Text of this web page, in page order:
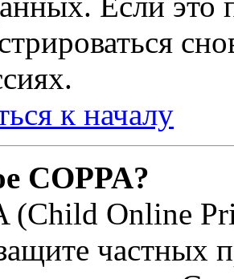
к началу
COPPA?
(Child Online
частных